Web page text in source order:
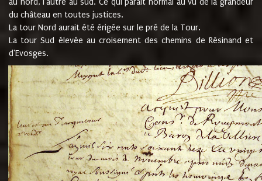
du château en toutes justices.
La tour Nord aurait été érigée sur le pré de la Tour.
La tour Sud élevée au croisement des chemins de Résinand et
d'Evosges.